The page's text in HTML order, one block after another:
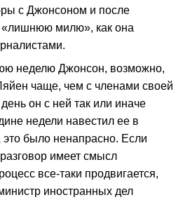
с Джонсоном и после
«лишнюю милю», как она
неделю Джонсон, возможно,
чаще, чем с членами своей
он с ней так или иначе
недели навестил ее в
было ненапрасно. Если
имеет смысл
все-таки продвигается,
иностранных дел